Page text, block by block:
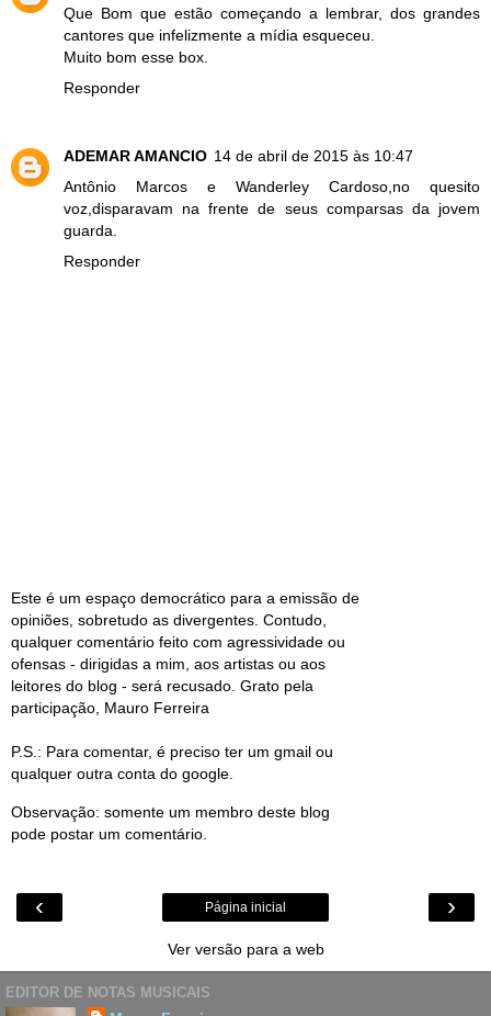
Que Bom que estão começando a lembrar, dos grandes
cantores que infelizmente a mídia esqueceu.
Muito bom esse box.
Responder
ADEMAR AMANCIO 14 de abril de 2015 às 10:47
Antônio Marcos e Wanderley Cardoso,no quesito
voz,disparavam na frente de seus comparsas da jovem
guarda.
Responder
Este é um espaço democrático para a emissão de
opiniões, sobretudo as divergentes. Contudo,
qualquer comentário feito com agressividade ou
ofensas - dirigidas a mim, aos artistas ou aos
leitores do blog - será recusado. Grato pela
participação, Mauro Ferreira
P.S.: Para comentar, é preciso ter um gmail ou
qualquer outra conta do google.
Observação: somente um membro deste blog
pode postar um comentário.
‹ ›
Página inicial
Ver versão para a web
EDITOR DE NOTAS MUSICAIS